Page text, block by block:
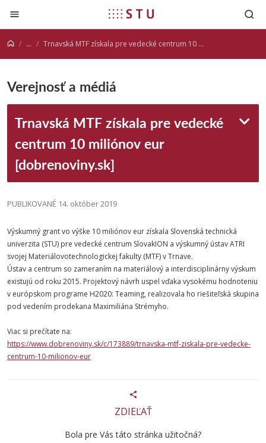
Prejsť na obsah
... Trnavská MTF získala pre vedecké centrum 10 miliónov eur [dobrenoviny.sk]
Verejnosť a médiá
Trnavská MTF získala pre vedecké
centrum 10 miliónov eur
[dobrenoviny.sk]
PUBLIKOVANÉ 14. október 2019
Výskumný grant vo výške 10 miliónov eur získala Slovenská technická
univerzita (STU) pre vedecké centrum SlovakION a výskumný ústav ATRI
svojej Materiálovotechnologickej fakulty (MTF) v Trnave.
Ústav a centrum so zameraním na materiálový a interdisciplinárny výskum
existujú od roku 2015. Projektový návrh uspel vďaka vysokému hodnoteniu
v európskom programe H2020: Teaming, realizovala ho riešiteľská skupina
pod vedením prodekana Maximiliána Strémyho.
Viac si prečítate na:
https://www.dobrenoviny.sk/c/173889/trnavska-mtf-ziskala-pre-vedecke-
centrum-10-milionov-eur
ZDIEĽAŤ
Bola pre Vás táto stránka užitočná?